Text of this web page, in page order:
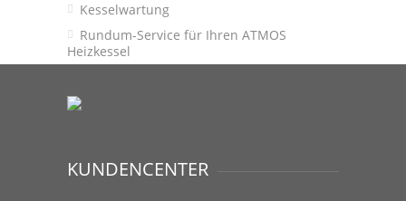
Kesselwartung
Rundum-Service für Ihren ATMOS
Heizkessel
KUNDENCENTER